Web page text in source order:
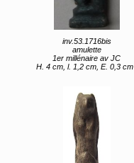
inv.53.1716bis
amulette
1er millénaire av JC
H. 4 cm, l. 1,2 cm, E. 0,3 cm